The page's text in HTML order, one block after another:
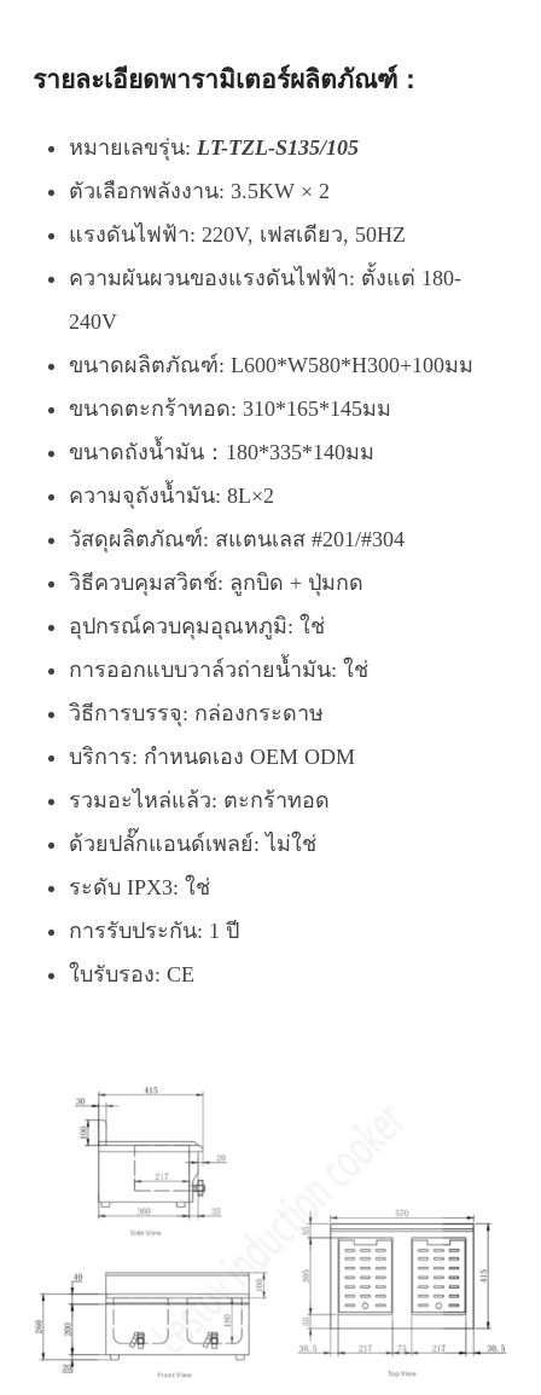
รายละเอียดพารามิเตอร์ผลิตภัณฑ์：
หมายเลขรุ่น: LT-TZL-S135/105
ตัวเลือกพลังงาน: 3.5KW × 2
แรงดันไฟฟ้า: 220V, เฟสเดียว, 50HZ
ความผันผวนของแรงดันไฟฟ้า: ตั้งแต่ 180-
240V
ขนาดผลิตภัณฑ์: L600*W580*H300+100มม
ขนาดตะกร้าทอด: 310*165*145มม
ขนาดถังน้ำมัน：180*335*140มม
ความจุถังน้ำมัน: 8L×2
วัสดุผลิตภัณฑ์: สแตนเลส #201/#304
วิธีควบคุมสวิตช์: ลูกบิด + ปุ่มกด
อุปกรณ์ควบคุมอุณหภูมิ: ใช่
การออกแบบวาล์วถ่ายน้ำมัน: ใช่
วิธีการบรรจุ: กล่องกระดาษ
บริการ: กำหนดเอง OEM ODM
รวมอะไหล่แล้ว: ตะกร้าทอด
ด้วยปลั๊กแอนด์เพลย์: ไม่ใช่
ระดับ IPX3: ใช่
การรับประกัน: 1 ปี
ใบรับรอง: CE